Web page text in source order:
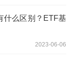
什么区别？ETF基
2023-06-06